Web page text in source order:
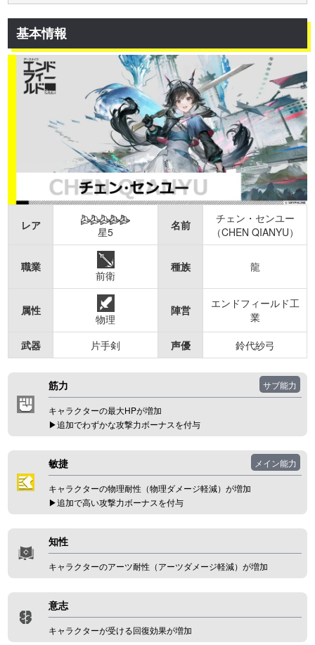
基本情報
レア 星5 名前
チェン・センユー
（CHEN QIANYU）
職業
前衛
種族 龍
属性
物理
陣営
エンドフィールド工
業
武器
片手剣 声優 鈴代紗弓
筋力
キャラクターの最大HPが増加
▶︎追加でわずかな攻撃力ボーナスを付与
サブ能力
敏捷
キャラクターの物理耐性（物理ダメージ軽減）が増加
▶︎追加で高い攻撃力ボーナスを付与
メイン能力
知性
キャラクターのアーツ耐性（アーツダメージ軽減）が増加
意志
キャラクターが受ける回復効果が増加